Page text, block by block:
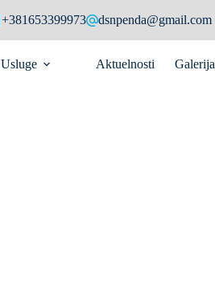
+381653399973 dsnpenda@gmail.com
Usluge Aktuelnosti Galerija